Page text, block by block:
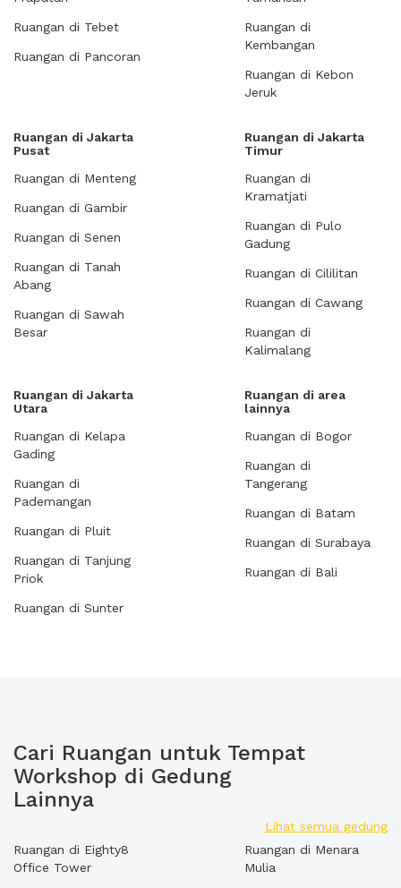
Ruangan di Tebet
Ruangan di Pancoran
Ruangan di
Kembangan
Ruangan di Kebon
Jeruk
Ruangan di Jakarta
Pusat
Ruangan di Menteng
Ruangan di Gambir
Ruangan di Senen
Ruangan di Tanah
Abang
Ruangan di Sawah
Besar
Ruangan di Jakarta
Timur
Ruangan di
Kramatjati
Ruangan di Pulo
Gadung
Ruangan di Cililitan
Ruangan di Cawang
Ruangan di
Kalimalang
Ruangan di Jakarta
Utara
Ruangan di Kelapa
Gading
Ruangan di
Pademangan
Ruangan di Pluit
Ruangan di Tanjung
Priok
Ruangan di Sunter
Ruangan di area
lainnya
Ruangan di Bogor
Ruangan di
Tangerang
Ruangan di Batam
Ruangan di Surabaya
Ruangan di Bali
Cari Ruangan untuk Tempat
Workshop di Gedung
Lainnya
Lihat semua gedung
Ruangan di Eighty8
Office Tower
Ruangan di Menara
Mulia